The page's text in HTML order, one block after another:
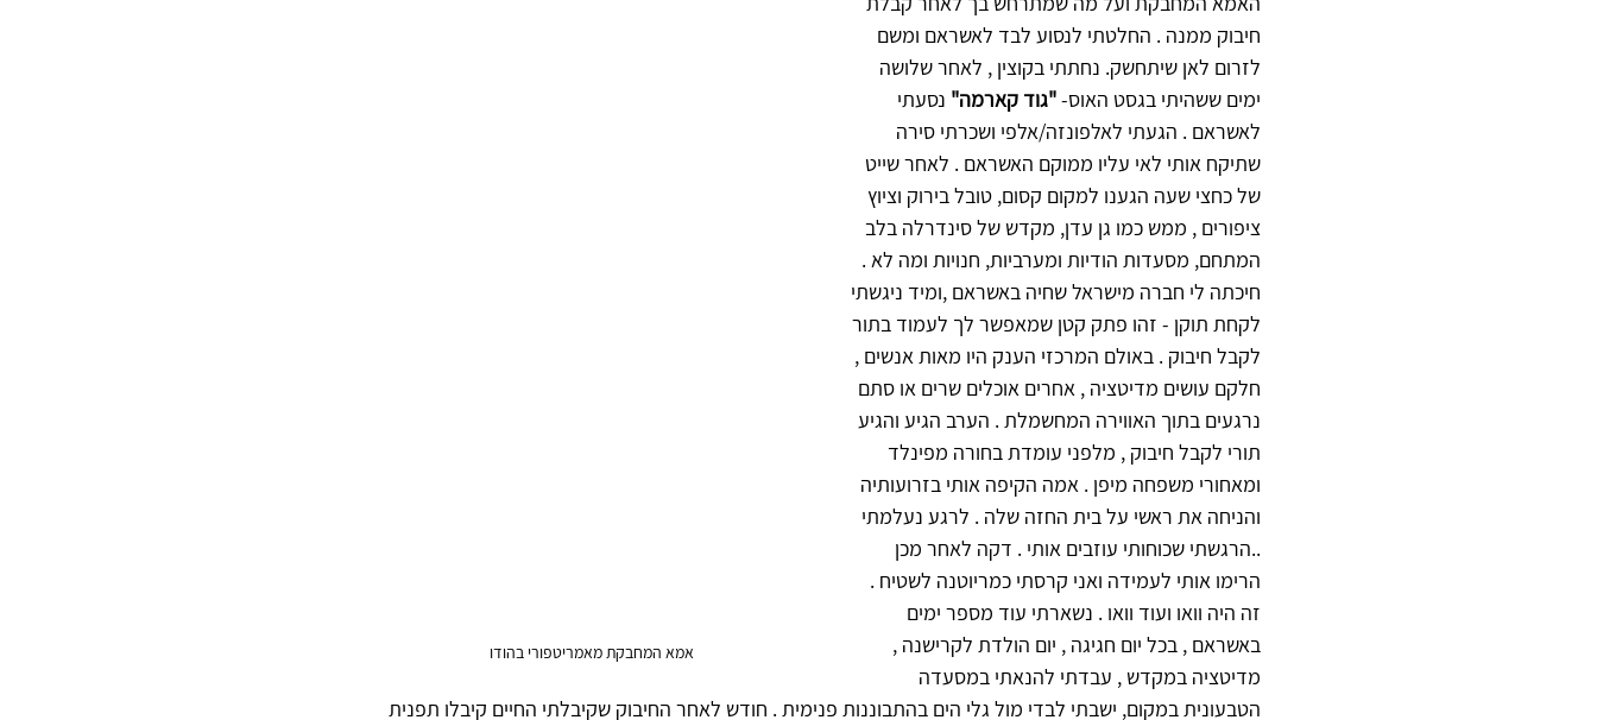
אמא המחבקת מאמריטפורי בהודו
חיבוק ממנה . החלטתי לנסוע לבד לאשראם ומשם
לזרום לאן שיתחשק. נחתתי בקוצין , לאחר שלושה
ימים ששהיתי בגסט האוס- "גוד קארמה" נסעתי
לאשראם . הגעתי לאלפונזה/אלפי ושכרתי סירה
שתיקח אותי לאי עליו ממוקם האשראם . לאחר שייט
של כחצי שעה הגענו למקום קסום, טובל בירוק וציוץ
ציפורים , ממש כמו גן עדן, מקדש של סינדרלה בלב
המתחם, מסעדות הודיות ומערביות, חנויות ומה לא .
חיכתה לי חברה מישראל שחיה באשראם ,ומיד ניגשתי
לקחת תוקן - זהו פתק קטן שמאפשר לך לעמוד בתור
לקבל חיבוק . באולם המרכזי הענק היו מאות אנשים ,
חלקם עושים מדיטציה , אחרים אוכלים שרים או סתם
נרגעים בתוך האווירה המחשמלת . הערב הגיע והגיע
תורי לקבל חיבוק , מלפני עומדת בחורה מפינלד
ומאחורי משפחה מיפן . אמה הקיפה אותי בזרועותיה
והניחה את ראשי על בית החזה שלה . לרגע נעלמתי
..הרגשתי שכוחותי עוזבים אותי . דקה לאחר מכן
הרימו אותי לעמידה ואני קרסתי כמריוטנה לשטיח .
זה היה וואו ועוד וואו . נשארתי עוד מספר ימים
באשראם , בכל יום חגיגה , יום הולדת לקרישנה ,
מדיטציה במקדש , עבדתי להנאתי במסעדה
הטבעונית במקום, ישבתי לבדי מול גלי הים בהתבוננות פנימית . חודש לאחר החיבוק שקיבלתי החיים קיבלו תפנית